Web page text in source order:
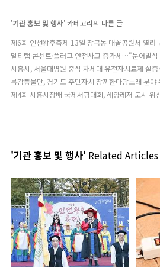
'기관 홍보 및 행사' 카테고리의 다른 글
제6회 인선왕후축제 13일 장곡동 매꼴공원서 열려
멀티탭·콘센트·플러그 안전사고 증가세…"문어발
시흥시, 서울대병원 중심 차세대 유전자치료제 실
목감풍물단, 경기도 주민자치 장끼한마당노래 분야
제4회 시흥시장배 국제서핑대회, 해양레저 도시 위
'기관 홍보 및 행사' Related Articles